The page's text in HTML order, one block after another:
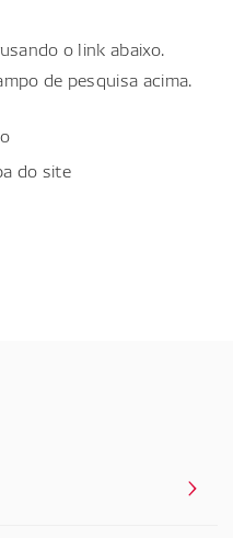
o link abaixo.
de pesquisa acima.
do site